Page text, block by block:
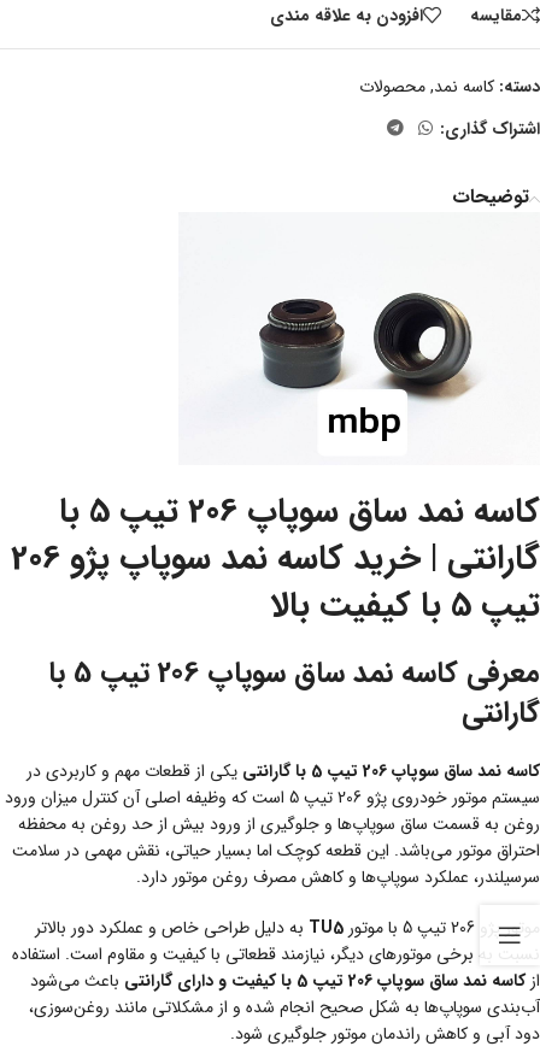
مقايسه افزودن به علاقه مندی
دسته: کاسه نمد,محصولات
اشتراک گذاری:
توضیحات
کاسه نمد ساق سوپاپ 206 تیپ 5 با
گارانتی | خرید کاسه نمد سوپاپ پژو 206
تیپ 5 با کیفیت بالا
معرفی کاسه نمد ساق سوپاپ 206 تیپ 5 با
گارانتی
کاسه نمد ساق سوپاپ 206 تیپ 5 با گارانتی
یکی از قطعات مهم و کاربردی در
سیستم موتور خودروی پژو 206 تیپ 5 است که وظیفه اصلی آن کنترل میزان ورود
روغن به قسمت ساق سوپاپ‌ها و جلوگیری از ورود بیش از حد روغن به محفظه
احتراق موتور می‌باشد. این قطعه کوچک اما بسیار حیاتی، نقش مهمی در سلامت
سرسیلندر، عملکرد سوپاپ‌ها و کاهش مصرف روغن موتور دارد.
موتور پژو 206 تیپ 5 با موتور
TU5 به دلیل طراحی خاص و عملکرد دور بالاتر
نسبت به برخی موتورهای دیگر، نیازمند قطعاتی با کیفیت و مقاوم است. استفاده
ازکاسه نمد ساق سوپاپ 206 تیپ 5 با کیفیت و دارای گارانتی
باعث می‌شود
آب‌بندی سوپاپ‌ها به شکل صحیح انجام شده و از مشکلاتی مانند روغن‌سوزی،
دود آبی و کاهش راندمان موتور جلوگیری شود.